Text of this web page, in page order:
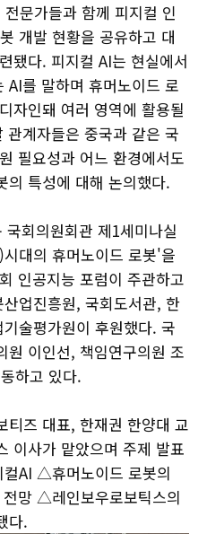
문가들과 함께 피지컬 인
개발 현황을 공유하고 대
됐다. 피지컬 AI는 현실에서
AI를 말하며 휴머노이드 로
자인돼 여러 영역에 활용될
계자들은 중국과 같은 국
필요성과 어느 환경에서도
의 특성에 대해 논의했다.
회의원회관 제1세미나실
대의 휴머노이드 로봇'을
인공지능 포럼이 주관하고
업진흥원, 국회도서관, 한
술평가원이 후원했다. 국
원 이인선, 책임연구의원 조
하고 있다.
티즈 대표, 한재권 한양대 교
이사가 맡았으며 주제 발표
AI △휴머노이드 로봇의
망 △레인보우로보틱스의
다.